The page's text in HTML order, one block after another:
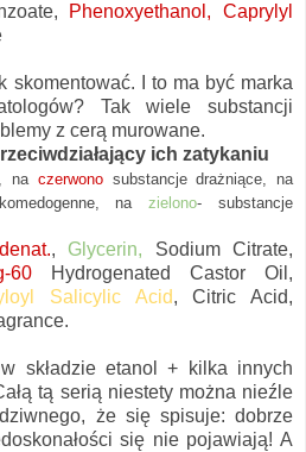
Phenoxyethanol, Caprylyl
skomentować. I to ma być marka
Tak wiele substancji
z cerą murowane.
ich zatykaniu
na czerwonosubstancje drażniące, na
nazielono- substancje
, Glycerin, Sodium Citrate,
60 Hydrogenated Castor Oil,
Salicylic Acid, Citric Acid,
składzie etanol + kilka innych
tą serią niestety można nieźle
że się spisuje: dobrze
się nie pojawiają! A